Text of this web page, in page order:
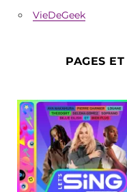
VieDeGeek
PAGES